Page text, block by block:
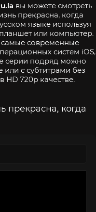
вы можете смотреть
прекрасна, когда
языке используя
или компьютер.
современные
систем iOS,
серии подряд можно
или с субтитрами без
HD 720p качестве.
прекрасна, когда